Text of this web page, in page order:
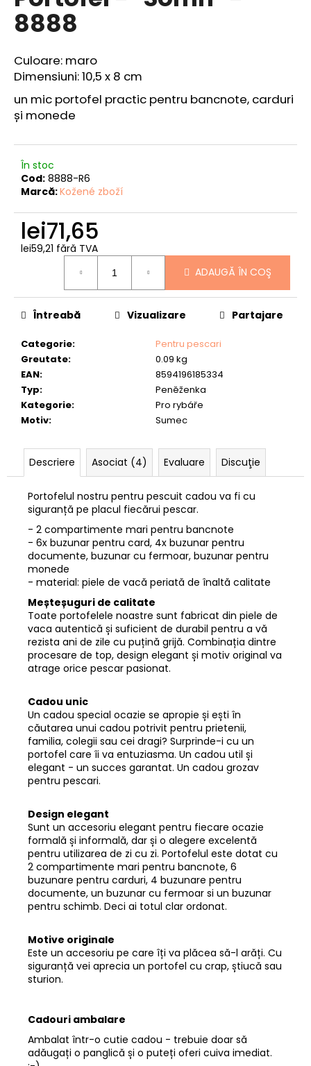
este
0,0
5
stele.
8888
Culoare: maro
Dimensiuni: 10,5 x 8 cm
un mic portofel practic pentru bancnote, carduri
și monede
În stoc
Cod: 8888-R6
Marcă:Kožené zboží
lei71,65
lei59,21 fără TVA
ADAUGĂ ÎN COŞ
Categorie:
Pentru pescari
Greutate:
0.09 kg
EAN:
8594196185334
Typ:
Peněženka
Kategorie:
Pro rybáře
Motiv: Sumec
Întreabă Vizualizare Partajare
Descriere Asociat (4) Evaluare Discuţie
Portofelul nostru pentru pescuit cadou va fi cu
siguranță pe placul fiecărui pescar.
- 2 compartimente mari pentru bancnote
- 6x buzunar pentru card, 4x buzunar pentru
documente, buzunar cu fermoar, buzunar pentru
monede
- material: piele de vacă periată de înaltă calitate
Meșteșuguri de calitate
Toate portofelele noastre sunt fabricat din piele de
vaca autentică și suficient de durabil pentru a vă
rezista ani de zile cu puțină grijă. Combinația dintre
procesare de top, design elegant și motiv original va
atrage orice pescar pasionat.
Cadou unic
Un cadou special ocazie se apropie și ești în
căutarea unui cadou potrivit pentru prietenii,
familia, colegii sau cei dragi? Surprinde-i cu un
portofel care îi va entuziasma. Un cadou util și
elegant - un succes garantat. Un cadou grozav
pentru pescari.
Design elegant
Sunt un accesoriu elegant pentru fiecare ocazie
formală și informală, dar și o alegere excelentă
pentru utilizarea de zi cu zi. Portofelul este dotat cu
2 compartimente mari pentru bancnote, 6
buzunare pentru carduri, 4 buzunare pentru
documente, un buzunar cu fermoar si un buzunar
pentru schimb. Deci ai totul clar ordonat.
Motive originale
Este un accesoriu pe care îți va plăcea să-l arăți. Cu
siguranță vei aprecia un portofel cu crap, știucă sau
sturion.
Cadouri ambalare
Ambalat într-o cutie cadou - trebuie doar să
adăugați o panglică și o puteți oferi cuiva imediat.
V
ă
e
c
m
a
n
d
ă
m
CENTURA
ZDAR".
lei137,49